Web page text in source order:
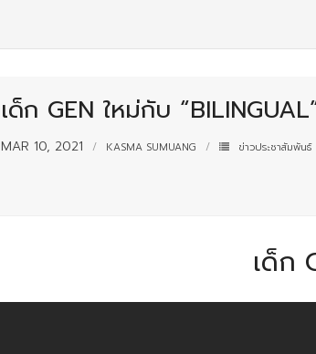
เด็ก GEN ใหม่กับ
MAR 10, 2021 KASMA SUMUANG ข่าวประชาสัมพันธ์
เด็ก